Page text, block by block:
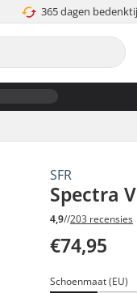
365 dagen
SFR
Spectra
4,9//203 recensies
€74,95
Schoenmaat (EU)